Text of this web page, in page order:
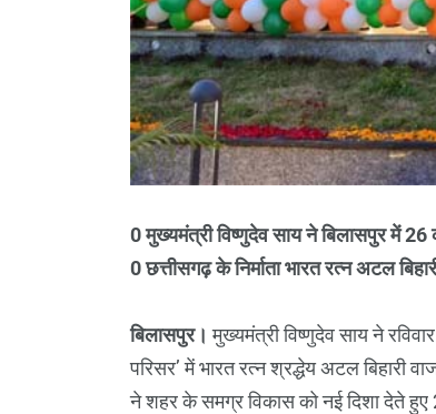
0 मुख्यमंत्री विष्णुदेव साय ने बिलासपुर में
0 छत्तीसगढ़ के निर्माता भारत रत्न अटल
बिलासपुर।मुख्यमंत्री विष्णुदेव साय ने
परिसर’ में भारत रत्न श्रद्धेय अटल बिहारी
ने शहर के समग्र विकास को नई दिशा देते